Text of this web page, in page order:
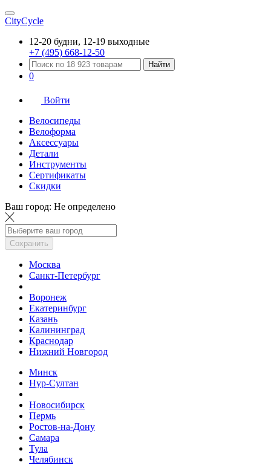
CityCycle
12-20 будни, 12-19 выходные
+7 (495) 668-12-50
Найти
0
Войти
Велосипеды
Велоформа
Аксессуары
Детали
Инструменты
Сертификаты
Скидки
Ваш город: Не определено
Сохранить
Москва
Санкт-Петербург
Воронеж
Екатеринбург
Казань
Калининград
Краснодар
Нижний Новгород
Минск
Нур-Султан
Новосибирск
Пермь
Ростов-на-Дону
Самара
Тула
Челябинск